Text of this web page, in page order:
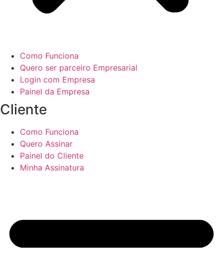
Como Funciona
Quero ser parceiro Empresarial
Login com Empresa
Painel da Empresa
Cliente
Como Funciona
Quero Assinar
Painel do Cliente
Minha Assinatura